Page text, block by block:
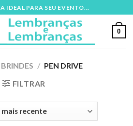
IDEAL PARA SEU EVENTO...
0
BRINDES / PEN DRIVE
FILTRAR